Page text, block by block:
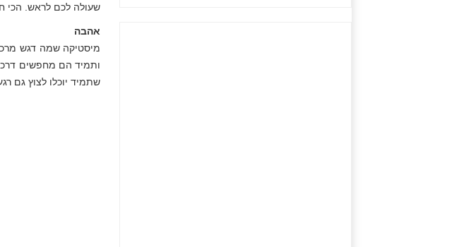
שעולה לכם לראש. הכי
אהבה
מיסטיקה שמה דגש
ותמיד הם מחפשים
שתמיד יוכלו לצוץ גם